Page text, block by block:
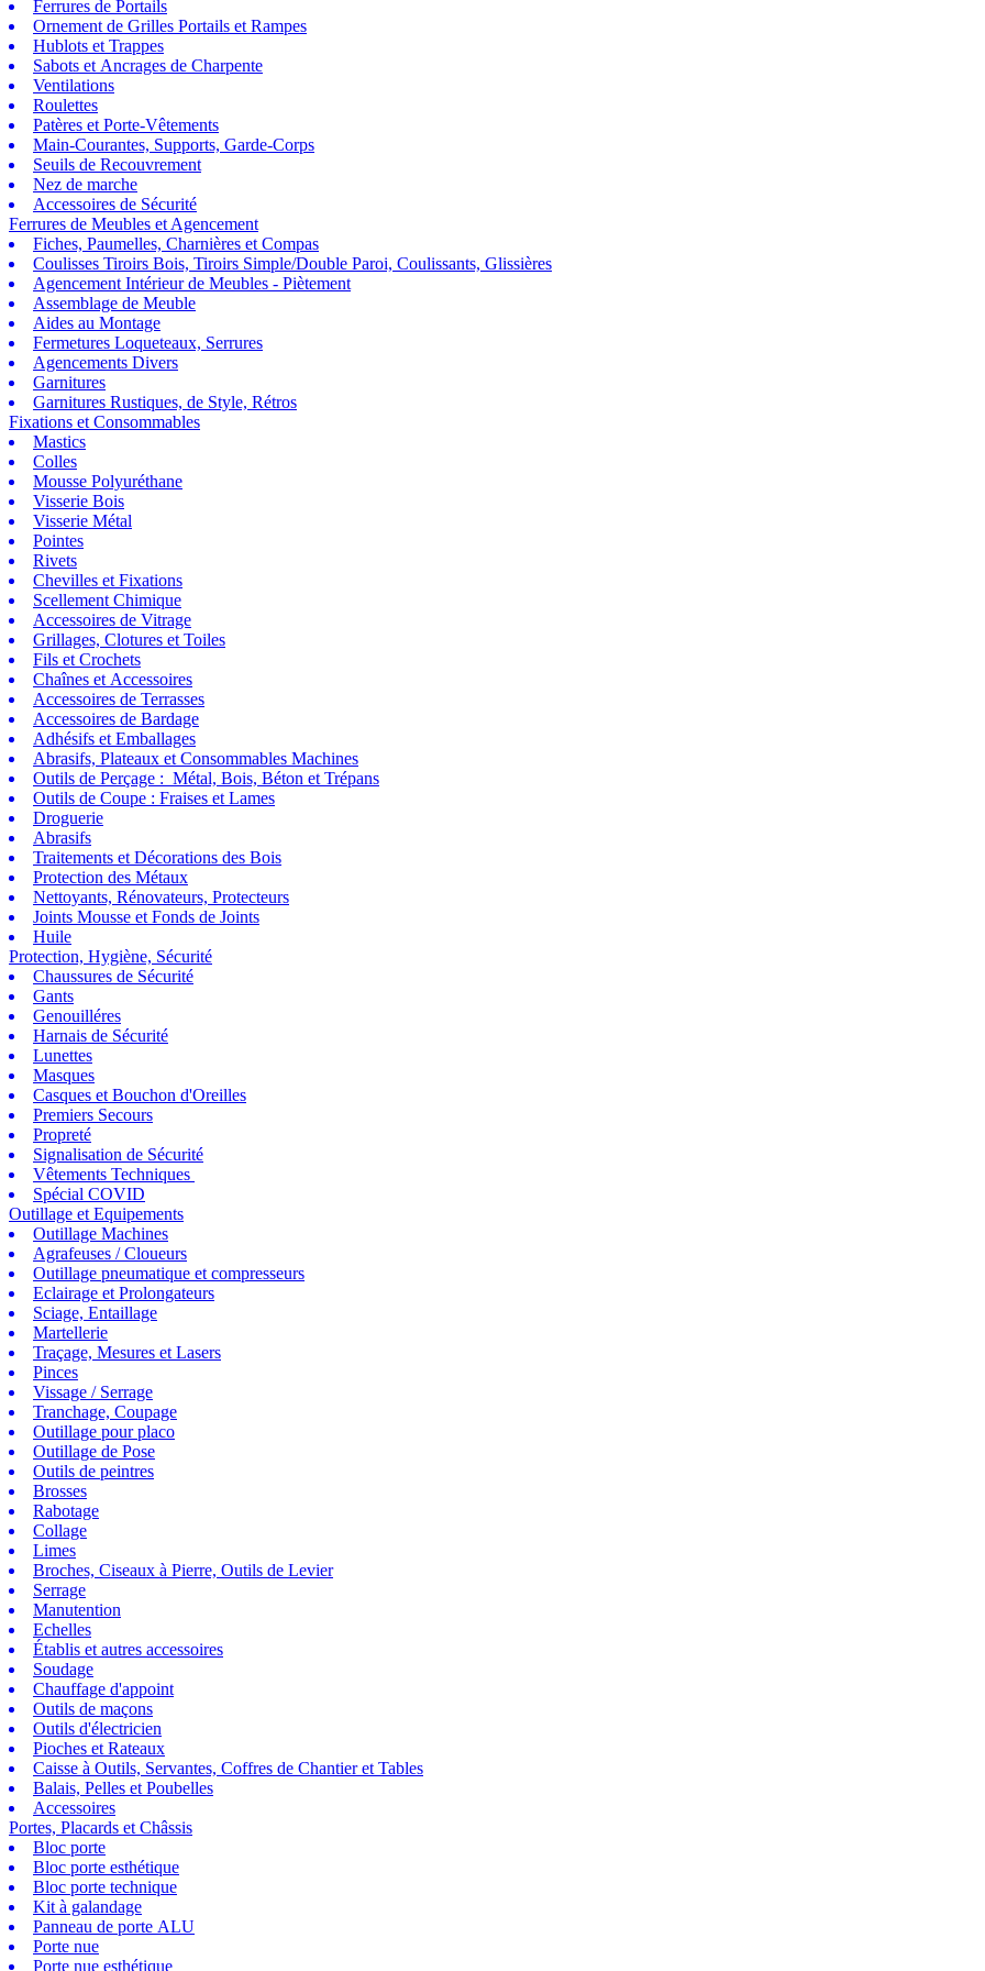
Ferrures de Portails
Ornement de Grilles Portails et Rampes
Hublots et Trappes
Sabots et Ancrages de Charpente
Ventilations
Roulettes
Patères et Porte-Vêtements
Main-Courantes, Supports, Garde-Corps
Seuils de Recouvrement
Nez de marche
Accessoires de Sécurité
Ferrures de Meubles et Agencement
Fiches, Paumelles, Charnières et Compas
Coulisses Tiroirs Bois, Tiroirs Simple/Double Paroi, Coulissants, Glissières
Agencement Intérieur de Meubles - Piètement
Assemblage de Meuble
Aides au Montage
Fermetures Loqueteaux, Serrures
Agencements Divers
Garnitures
Garnitures Rustiques, de Style, Rétros
Fixations et Consommables
Mastics
Colles
Mousse Polyuréthane
Visserie Bois
Visserie Métal
Pointes
Rivets
Chevilles et Fixations
Scellement Chimique
Accessoires de Vitrage
Grillages, Clotures et Toiles
Fils et Crochets
Chaînes et Accessoires
Accessoires de Terrasses
Accessoires de Bardage
Adhésifs et Emballages
Abrasifs, Plateaux et Consommables Machines
Outils de Perçage : Métal, Bois, Béton et Trépans
Outils de Coupe : Fraises et Lames
Droguerie
Abrasifs
Traitements et Décorations des Bois
Protection des Métaux
Nettoyants, Rénovateurs, Protecteurs
Joints Mousse et Fonds de Joints
Huile
Protection, Hygiène, Sécurité
Chaussures de Sécurité
Gants
Genouilléres
Harnais de Sécurité
Lunettes
Masques
Casques et Bouchon d'Oreilles
Premiers Secours
Propreté
Signalisation de Sécurité
Vêtements Techniques
Spécial COVID
Outillage et Equipements
Outillage Machines
Agrafeuses / Cloueurs
Outillage pneumatique et compresseurs
Eclairage et Prolongateurs
Sciage, Entaillage
Martellerie
Traçage, Mesures et Lasers
Pinces
Vissage / Serrage
Tranchage, Coupage
Outillage pour placo
Outillage de Pose
Outils de peintres
Brosses
Rabotage
Collage
Limes
Broches, Ciseaux à Pierre, Outils de Levier
Serrage
Manutention
Echelles
Établis et autres accessoires
Soudage
Chauffage d'appoint
Outils de maçons
Outils d'électricien
Pioches et Rateaux
Caisse à Outils, Servantes, Coffres de Chantier et Tables
Balais, Pelles et Poubelles
Accessoires
Portes, Placards et Châssis
Bloc porte
Bloc porte esthétique
Bloc porte technique
Kit à galandage
Panneau de porte ALU
Porte nue
Porte nue esthétique